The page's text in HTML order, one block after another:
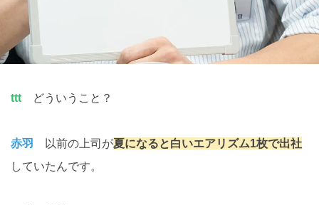
ttt どういうこと？
赤羽 以前の上司が夏になると白いエアリズム1枚で出社
していたんです。